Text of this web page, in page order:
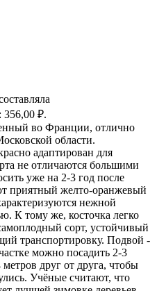
356,00 ₽.
во Франции, отлично
области.
адаптирован для
не отличаются большими
уже на 2-3 год после
приятный желто-оранжевый
нежной
К тому же, косточка легко
сорт, устойчивый
транспортировку. Подвой -
можно посадить 2-3
друг от друга, чтобы
Учёные считают, что